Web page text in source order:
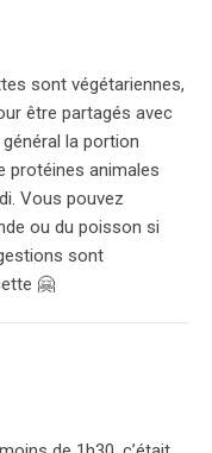
sont végétariennes,
être partagés avec
la portion
protéines animales
Vous pouvez
ou du poisson si
sont
🤗